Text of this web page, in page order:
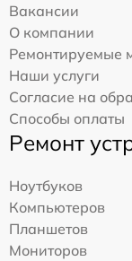
Вакансии
О компании
Ремонтируемые
Наши услуги
Согласие на
Способы оплаты
Ремонт
Ноутбуков
Компьютеров
Планшетов
Мониторов